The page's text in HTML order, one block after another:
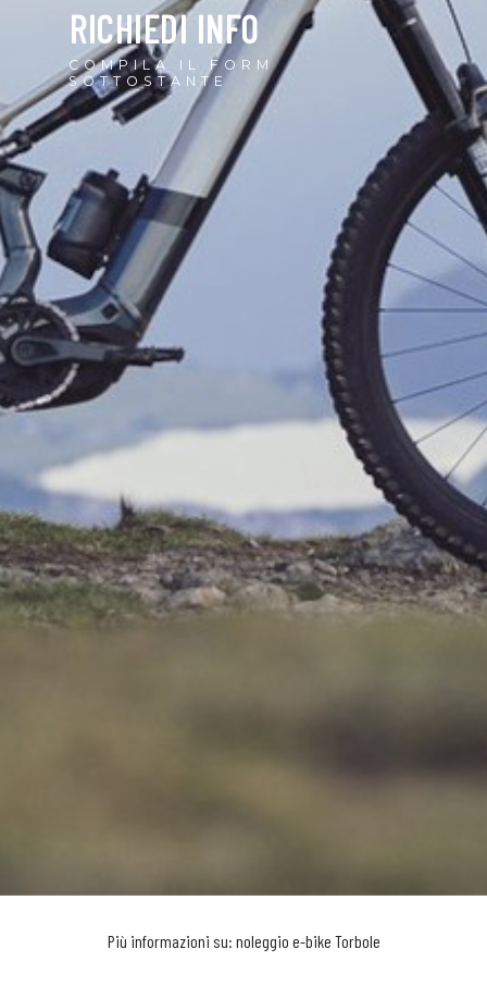
RICHIEDI INFO
COMPILA IL FORM
SOTTOSTANTE
Più informazioni su: noleggio e-bike Torbole